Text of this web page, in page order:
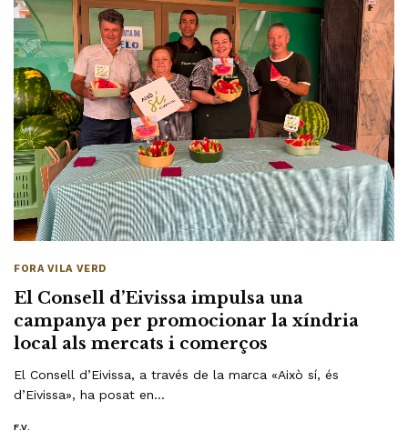
FORA VILA VERD
El Consell d’Eivissa impulsa una
campanya per promocionar la xíndria
local als mercats i comerços
El Consell d’Eivissa, a través de la marca «Això sí, és
d’Eivissa», ha posat en…
F.V.